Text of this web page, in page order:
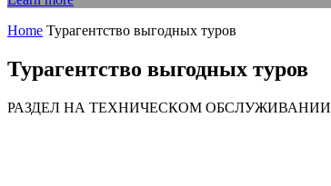
Home Турагентство выгодных туров
Турагентство выгодных туров
РАЗДЕЛ НА ТЕХНИЧЕСКОМ ОБСЛУЖИВАНИИ